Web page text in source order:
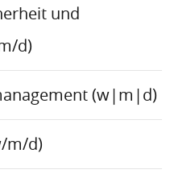
und
d)
(w|m|d)
m/d)